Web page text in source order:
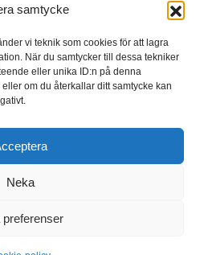
samtycke
vi teknik som cookies för att lagra
När du samtycker till dessa tekniker
eller unika ID:n på denna
om du återkallar ditt samtycke kan
Neka
preferenser
SALONG